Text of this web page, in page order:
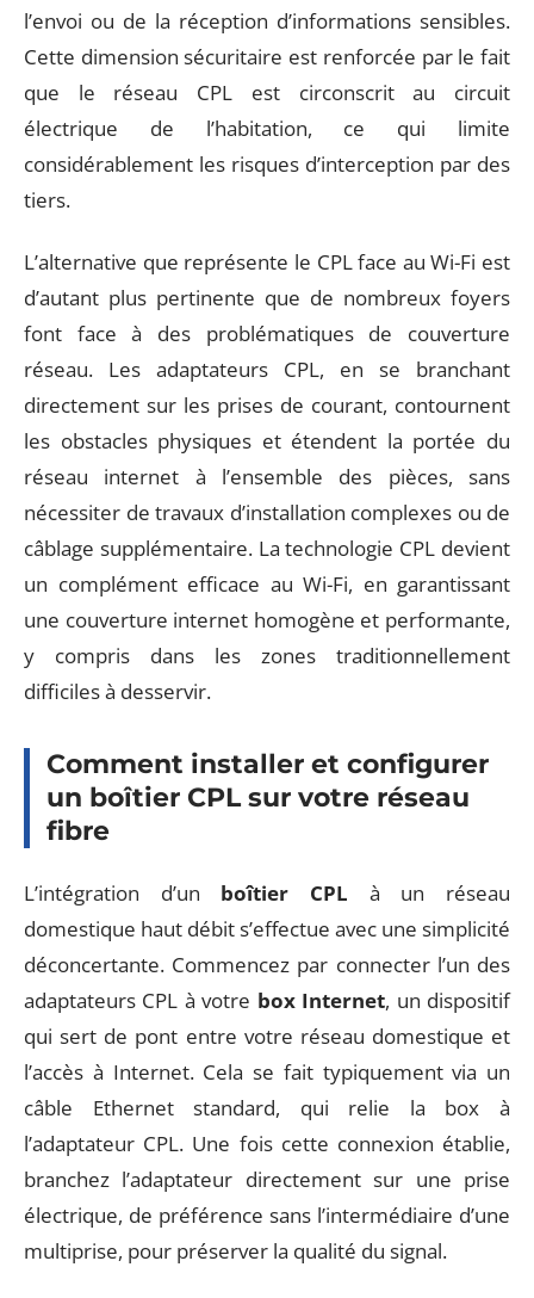
l’envoi ou de la réception d’informations sensibles.
Cette dimension sécuritaire est renforcée par le fait
que le réseau CPL est circonscrit au circuit
électrique de l’habitation, ce qui limite
considérablement les risques d’interception par des
tiers.
L’alternative que représente le CPL face au Wi-Fi est
d’autant plus pertinente que de nombreux foyers
font face à des problématiques de couverture
réseau. Les adaptateurs CPL, en se branchant
directement sur les prises de courant, contournent
les obstacles physiques et étendent la portée du
réseau internet à l’ensemble des pièces, sans
nécessiter de travaux d’installation complexes ou de
câblage supplémentaire. La technologie CPL devient
un complément efficace au Wi-Fi, en garantissant
une couverture internet homogène et performante,
y compris dans les zones traditionnellement
difficiles à desservir.
Comment installer et configurer
un boîtier CPL sur votre réseau
fibre
L’intégration d’un boîtier CPL à un réseau
domestique haut débit s’effectue avec une simplicité
déconcertante. Commencez par connecter l’un des
adaptateurs CPL à votre box Internet, un dispositif
qui sert de pont entre votre réseau domestique et
l’accès à Internet. Cela se fait typiquement via un
câble Ethernet standard, qui relie la box à
l’adaptateur CPL. Une fois cette connexion établie,
branchez l’adaptateur directement sur une prise
électrique, de préférence sans l’intermédiaire d’une
multiprise, pour préserver la qualité du signal.